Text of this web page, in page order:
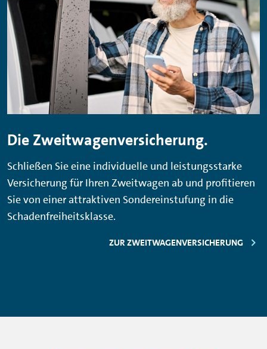
Die Zweitwagenversicherung.
Schließen Sie eine individuelle und leistungsstarke
Versicherung für Ihren Zweitwagen ab und profitieren
Sie von einer attraktiven Sondereinstufung in die
Schadenfreiheitsklasse.
ZUR ZWEITWAGENVERSICHERUNG